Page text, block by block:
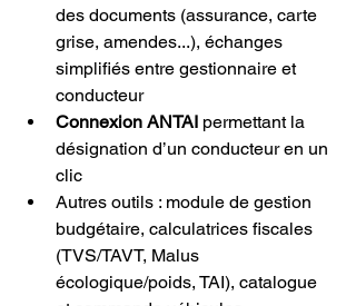
des documents (assurance, carte
grise, amendes...), échanges
simplifiés entre gestionnaire et
conducteur
Connexion ANTAI permettant la
désignation d’un conducteur en un
clic
Autres outils : module de gestion
budgétaire, calculatrices fiscales
(TVS/TAVT, Malus
écologique/poids, TAI), catalogue